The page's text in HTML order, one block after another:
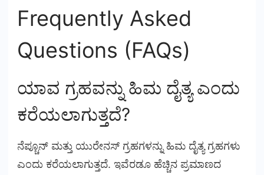
Frequently Asked
Questions (FAQs)
ಯಾವ ಗ್ರಹವನ್ನು ಹಿಮ ದೈತ್ಯ ಎಂದು
ಕರೆಯಲಾಗುತ್ತದೆ?
ನೆಪ್ಚೂನ್ ಮತ್ತು ಯುರೇನಸ್ ಗ್ರಹಗಳನ್ನು ಹಿಮ ದೈತ್ಯ ಗ್ರಹಗಳು
ಎಂದು ಕರೆಯಲಾಗುತ್ತದೆ. ಇವೆರಡೂ ಹೆಚ್ಚಿನ ಪ್ರಮಾಣದ